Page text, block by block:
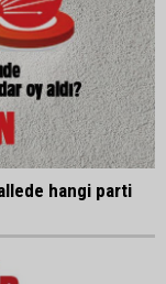
hangi parti